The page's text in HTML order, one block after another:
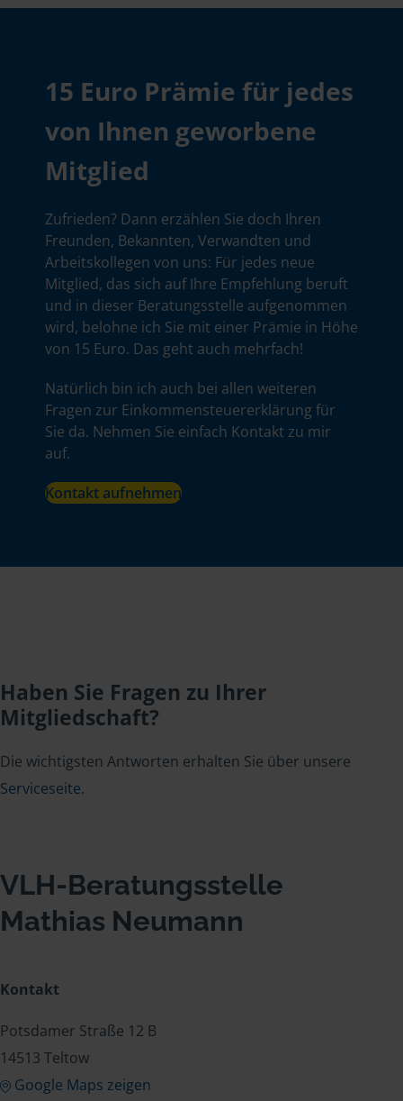
15 Euro Prämie für jedes
von Ihnen geworbene
Mitglied
Zufrieden? Dann erzählen Sie doch Ihren
Freunden, Bekannten, Verwandten und
Arbeitskollegen von uns: Für jedes neue
Mitglied, das sich auf Ihre Empfehlung beruft
und in dieser Beratungsstelle aufgenommen
wird, belohne ich Sie mit einer Prämie in Höhe
von 15 Euro. Das geht auch mehrfach!
Natürlich bin ich auch bei allen weiteren
Fragen zur Einkommensteuererklärung für
Sie da. Nehmen Sie einfach Kontakt zu mir
auf.
Kontakt aufnehmen
Haben Sie Fragen zu Ihrer
Mitgliedschaft?
Die wichtigsten Antworten erhalten Sie über unsere
Serviceseite.
VLH-Beratungsstelle
Mathias Neumann
Kontakt
Potsdamer Straße 12 B
14513 Teltow
Google Maps zeigen